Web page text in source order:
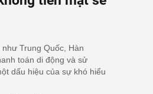
Trung Quốc, Hàn
toán di động và sử
dấu hiệu của sự khó hiểu